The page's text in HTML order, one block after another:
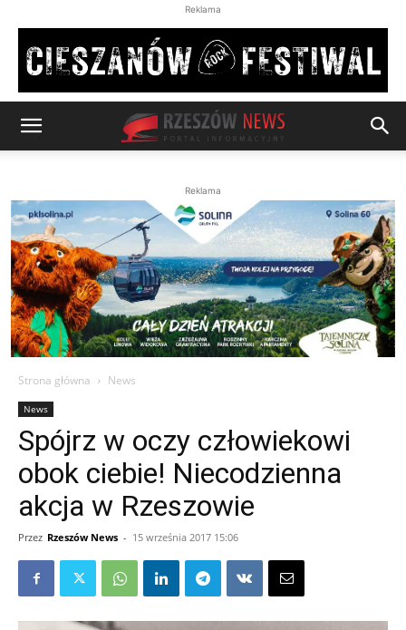
Reklama
Reklama
Strona główna News
News
Spójrz w oczy człowiekowi
obok ciebie! Niecodzienna
akcja w Rzeszowie
Przez Rzeszów News - 15 września 2017 15:06